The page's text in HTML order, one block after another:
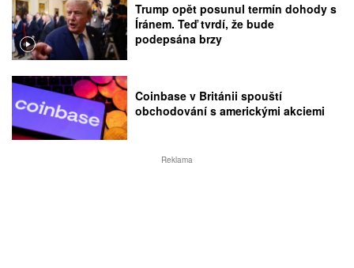
Trump opět posunul termín dohody s
Íránem. Teď tvrdí, že bude
podepsána brzy
Coinbase v Británii spouští
obchodování s americkými akciemi
Reklama